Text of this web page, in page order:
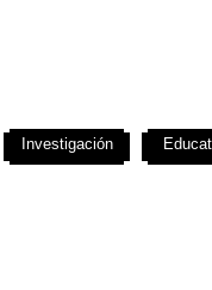
Investigación